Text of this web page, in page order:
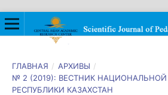
ГЛАВНАЯ / АРХИВЫ /
№ 2 (2019): ВЕСТНИК
РЕСПУБЛИКИ КАЗАХСТАН